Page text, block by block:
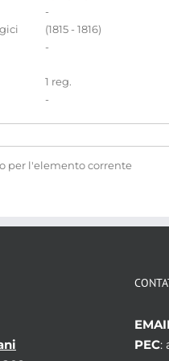
-
(1815 - 1816)
-
1 reg.
-
per l'elemento corrente
PEC: